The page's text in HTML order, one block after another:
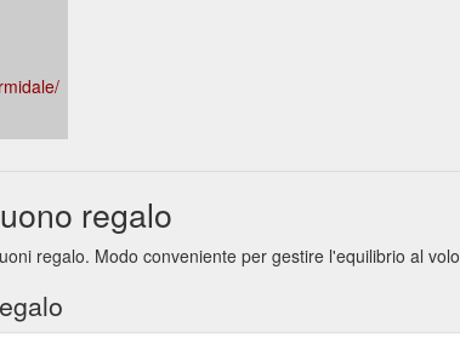
regalo
regalo. Modo conveniente per gestire l'equilibrio al volo